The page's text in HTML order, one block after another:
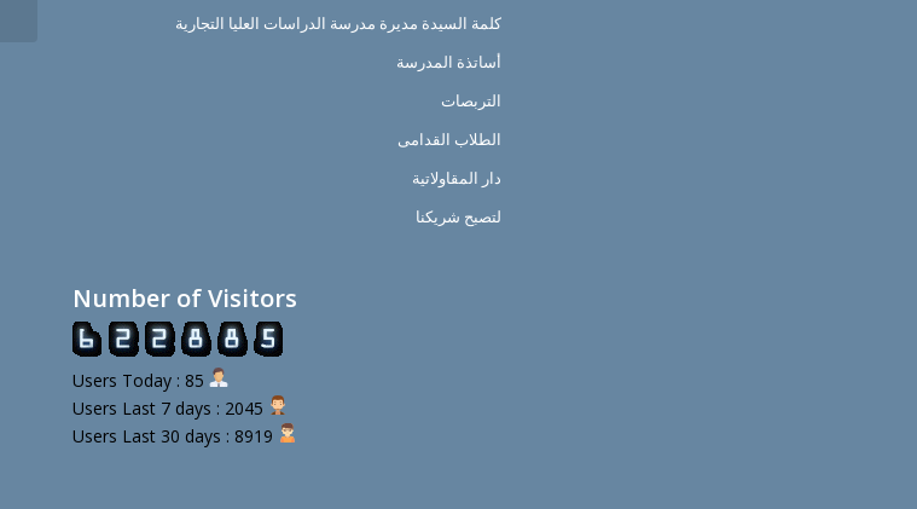
كلمة السيدة مديرة مدرسة الدراسات العليا التجارية
أساتذة المدرسة
التربصات
الطلاب القدامى
دار المقاولاتية
لتصبح شريكنا
Number of Visitors
Users Today : 85